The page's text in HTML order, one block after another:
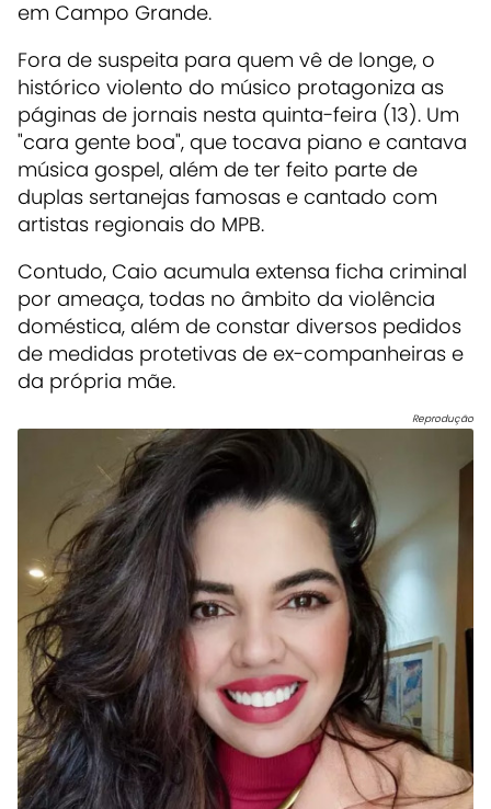
em Campo Grande.
Fora de suspeita para quem vê de longe, o
histórico violento do músico protagoniza as
páginas de jornais nesta quinta-feira (13). Um
"cara gente boa", que tocava piano e cantava
música gospel, além de ter feito parte de
duplas sertanejas famosas e cantado com
artistas regionais do MPB.
Contudo, Caio acumula extensa ficha criminal
por ameaça, todas no âmbito da violência
doméstica, além de constar diversos pedidos
de medidas protetivas de ex-companheiras e
da própria mãe.
Reprodução